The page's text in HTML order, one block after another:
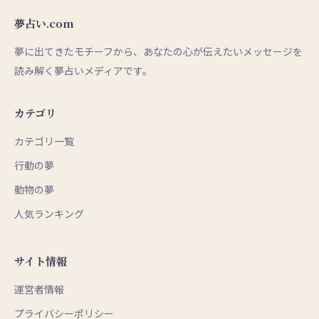
夢占い.com
夢に出てきたモチーフから、あなたの心が伝えたいメッセージを
読み解く夢占いメディアです。
カテゴリ
カテゴリ一覧
行動の夢
動物の夢
人気ランキング
サイト情報
運営者情報
プライバシーポリシー